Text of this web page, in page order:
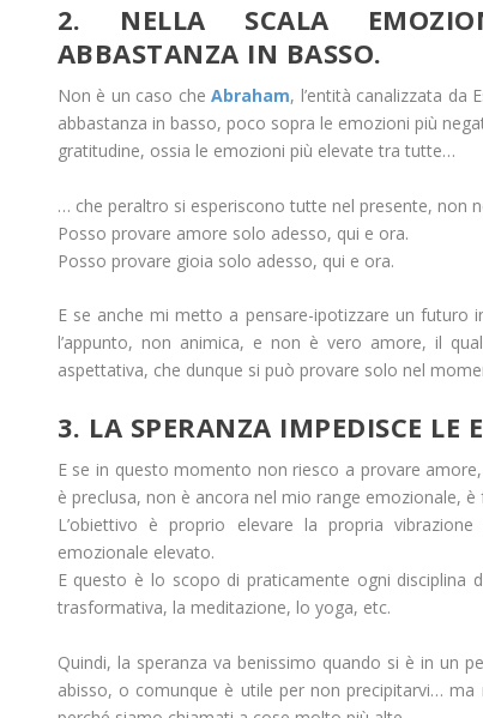
2. NELLA SCALA
ABBASTANZA IN BASSO.
Non è un caso cheAbraham, l’entità canalizzata da
abbastanza in basso, poco sopra le emozioni più
gratitudine, ossia le emozioni più elevate tra tutte…
… che peraltro si esperiscono tutte nel presente, non
Posso provare amore solo adesso, qui e ora.
Posso provare gioia solo adesso, qui e ora.
E se anche mi metto a pensare-ipotizzare un
l’appunto, non animica, e non è vero amore, il
aspettativa, che dunque si può provare solo nel
3. LA SPERANZA IMPEDISCE LE
E se in questo momento non riesco a provare
è preclusa, non è ancora nel mio range emozionale,
L’obiettivo è proprio elevare la propria
emozionale elevato.
E questo è lo scopo di praticamente ogni disciplina
trasformativa, la meditazione, lo yoga, etc.
Quindi, la speranza va benissimo quando si è in un
abisso, o comunque è utile per non precipitarvi…